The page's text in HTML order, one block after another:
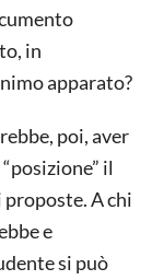
in
apparato?
poi, aver
il
A chi
e
si può